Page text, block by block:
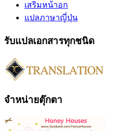
เสริมหน้าอก
แปลภาษาญี่ปุ่น
รับแปลเอกสารทุกชนิด
จำหน่ายตุ๊กตา